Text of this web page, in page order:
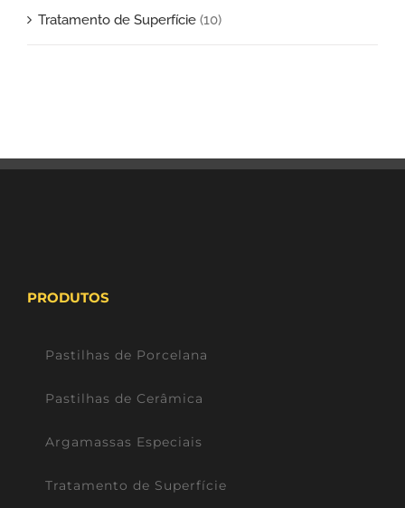
Tratamento de Superfície (10)
PRODUTOS
Pastilhas de Porcelana
Pastilhas de Cerâmica
Argamassas Especiais
Tratamento de Superfície